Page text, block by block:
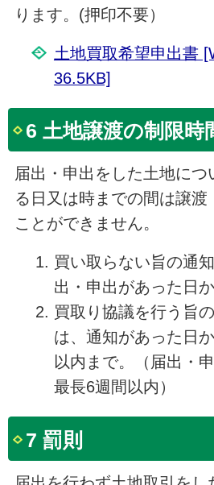
ります。(押印不要）
土地買取希望申出書
36.5KB]
6 土地譲渡の制限時
届出・申出をした土地に
る日又は時までの間は譲渡
ことができません。
買い取らない旨の通
出・申出があった日
買取り協議を行う旨
は、通知があった日
以内まで。（届出・
最長6週間以内）
7 罰則